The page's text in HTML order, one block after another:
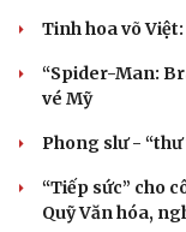
Tinh hoa võ
“Spider-Man:
vé Mỹ
Phong slư -
“Tiếp sức” cho
Quỹ Văn hóa,